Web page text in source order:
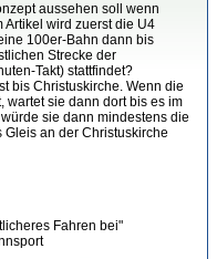
aussehen soll wenn
Artikel wird zuerst die U4
100er-Bahn dann bis
Strecke der
Takt) stattfindet?
bis Christuskirche. Wenn die
wartet sie dann dort bis es im
sie dann mindestens die
an der Christuskirche
Fahren bei"